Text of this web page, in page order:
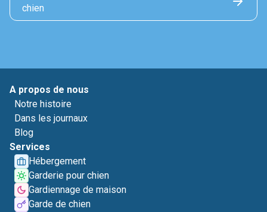
chien
A propos de nous
Notre histoire
Dans les journaux
Blog
Services
Hébergement
Garderie pour chien
Gardiennage de maison
Garde de chien